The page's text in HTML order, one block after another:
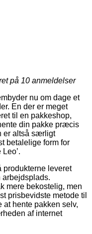
på 10 anmeldelser
nu om dage et
En der er meget
til en pakkeshop,
din pakke præcis
er altså særligt
betalelige form for
produkterne leveret
arbejdsplads.
mere bekostelig, men
prisbevidste metode til
hente pakken selv,
af internet